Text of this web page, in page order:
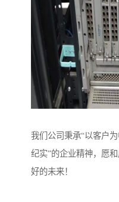
我们公司秉承“以客户
纪实”的企业精神，愿
好的未来！